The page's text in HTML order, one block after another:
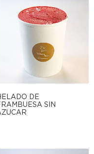
DE
SIN